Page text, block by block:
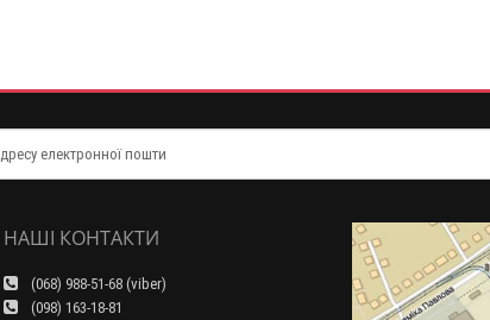
НАШІ КОНТАКТИ
(068) 988-51-68 (viber)
(098) 163-18-81